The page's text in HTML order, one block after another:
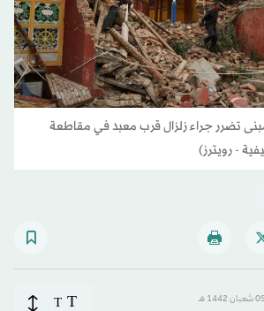
تضرر جراء زلزال قرب معبد في مقاطعة
- رويترز)
T
T